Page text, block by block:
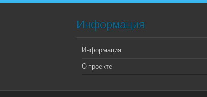
Информация
Информация
О проекте